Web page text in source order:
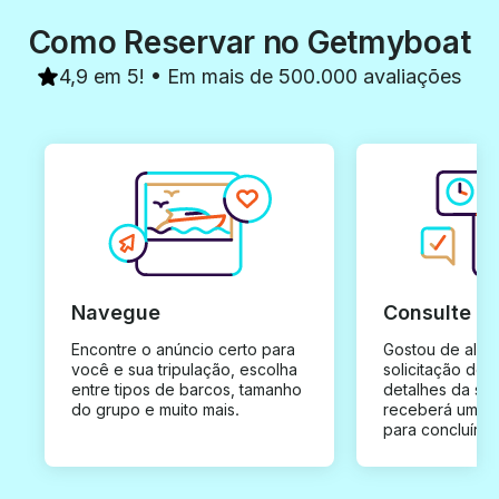
Como Reservar no Getmyboat
4,9 em 5! • Em mais de 500.000 avaliações
Navegue
Encontre o anúncio certo para
você e sua tripulação, escolha
entre tipos de barcos, tamanho
do grupo e muito mais.
Consulte e
Gostou de
solicitação de
detalhes da
receberá uma
para concluír a